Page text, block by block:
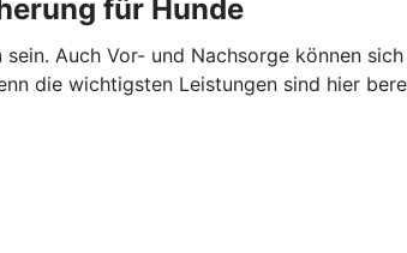
für Hunde
Auch Vor- und Nachsorge können
die wichtigsten Leistungen sind hier